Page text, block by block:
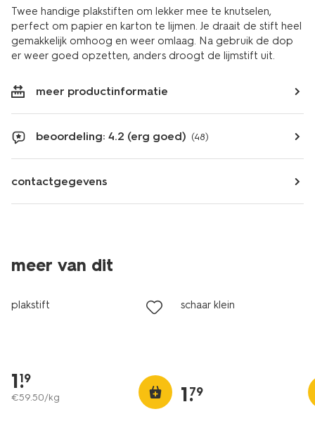
Twee handige plakstiften om lekker mee te knutselen,
perfect om papier en karton te lijmen. Je draait de stift heel
gemakkelijk omhoog en weer omlaag. Na gebruik de dop
er weer goed opzetten, anders droogt de lijmstift uit.
meer productinformatie
beoordeling: 4.2 (erg goed) (48)
contactgegevens
meer van dit
plakstift
1.
19
€59.50/kg
schaar klein
1.
79